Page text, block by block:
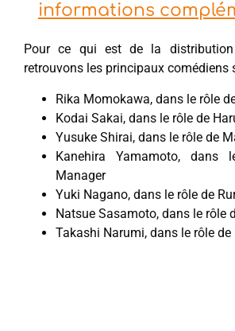
informations
Pour ce qui est de la
retrouvons les principaux comédiens
Rika Momokawa, dans le rôle
Kodai Sakai, dans le rôle de
Yusuke Shirai, dans le rôle de
Kanehira Yamamoto, dans
Manager
Yuki Nagano, dans le rôle de
Natsue Sasamoto, dans le rôle
Takashi Narumi, dans le rôle de